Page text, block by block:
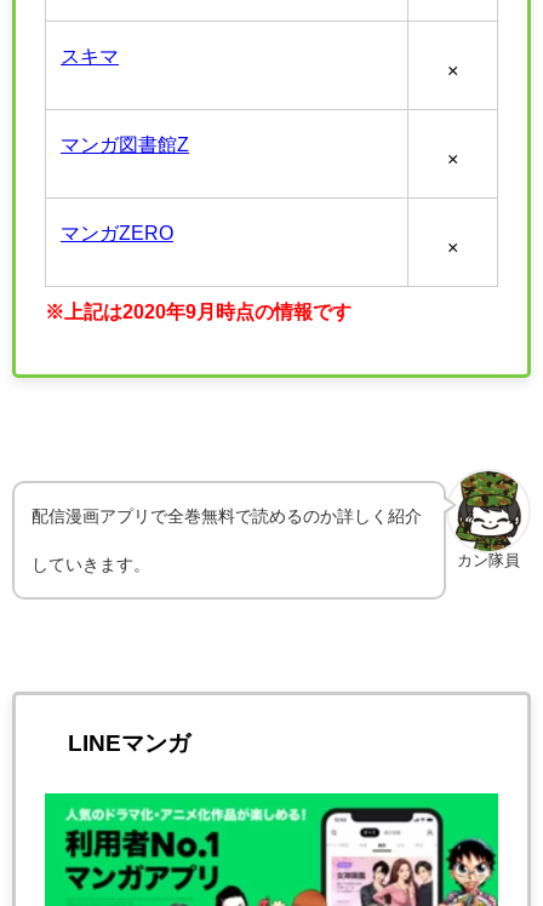
スキマ
×
マンガ図書館Z
×
マンガZERO
×
※上記は2020年9月時点の情報です
カン隊員
配信漫画アプリで全巻無料で読めるのか詳しく紹介
していきます。
LINEマンガ